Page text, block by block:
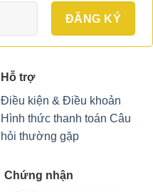
Hỗ trợ
Điều kiện & Điều khoản
Hình thức thanh toán Câu
hỏi thường gặp
Chứng nhận